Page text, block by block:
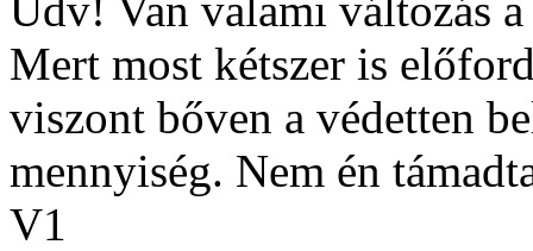
Mert most kétszer is
viszont bőven a védetten
mennyiség. Nem én
V1